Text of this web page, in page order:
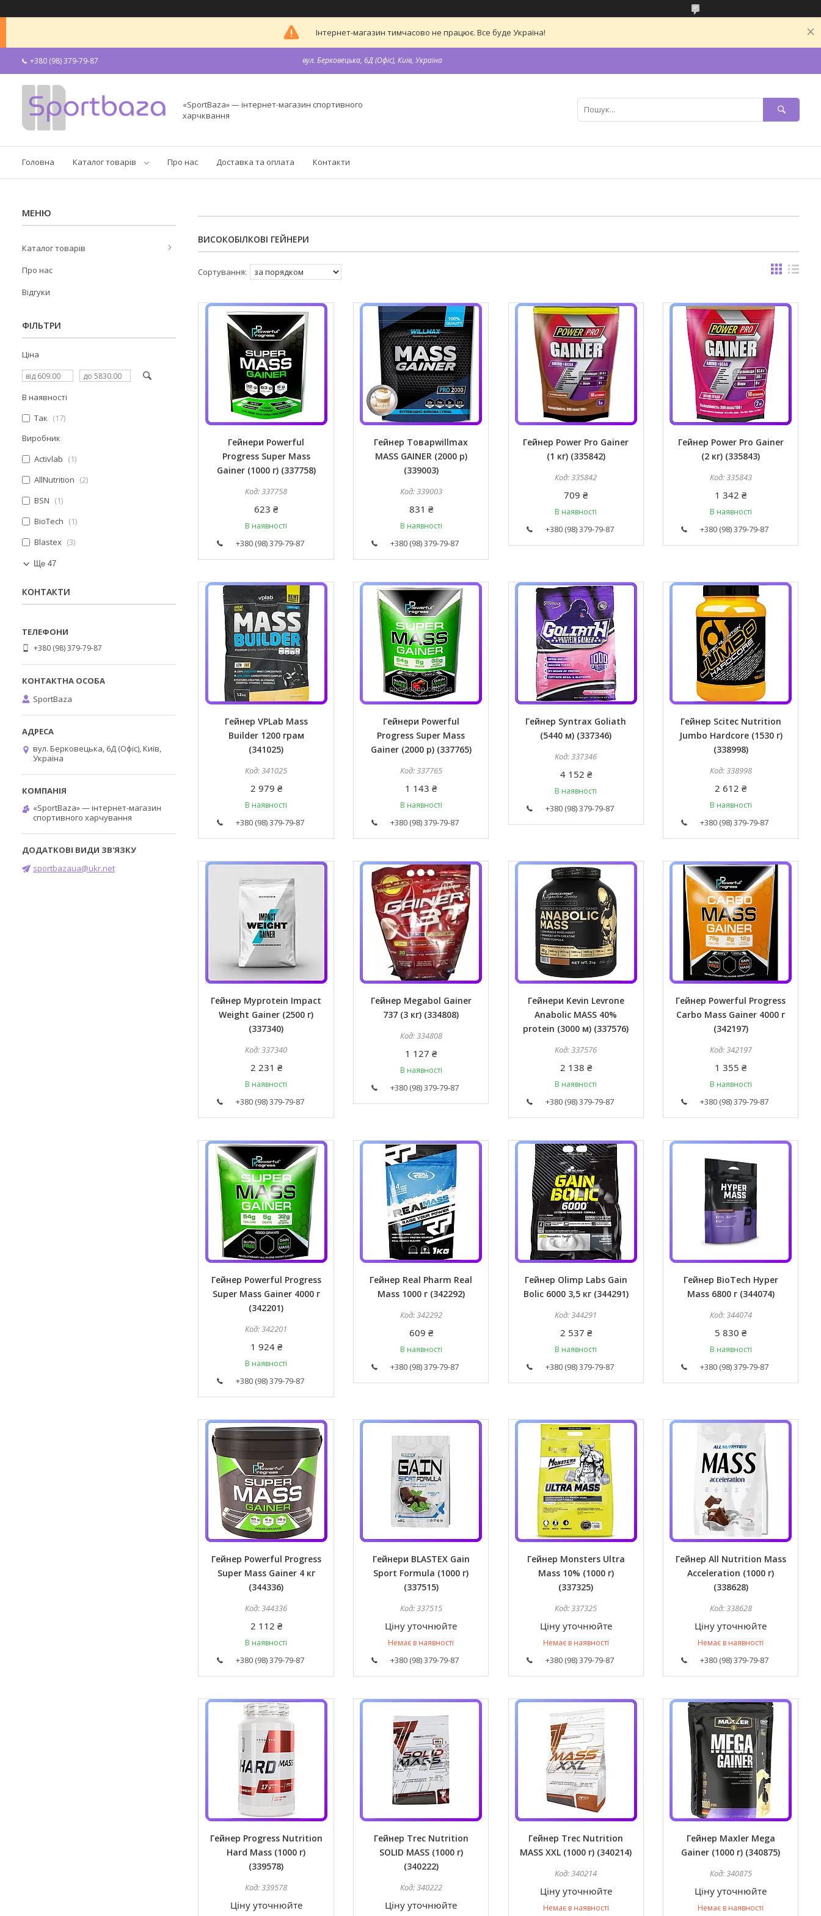
Інтернет-магазин тимчасово не працює. Все буде Україна!
+380 (98) 379-79-87 вул. Берковецька, 6Д (Офіс), Київ, Україна
«SportBaza» — інтернет-магазин спортивного
харчквання
Головна Каталог товарів Про нас Доставка та оплата Контакти
ВИСОКОБІЛКОВІ ГЕЙНЕРИ
Гейнери Powerful
Progress Super Mass
Gainer (1000 г) (337758)
337758
623 ₴
В наявності
+380 (98) 379-79-87
Гейнер Товарwillmax
MASS GAINER (2000 р)
(339003)
339003
831 ₴
В наявності
+380 (98) 379-79-87
Гейнер Power Pro Gainer
(1 кг) (335842)
335842
709 ₴
В наявності
+380 (98) 379-79-87
Гейнер Power Pro Gainer
(2 кг) (335843)
335843
1 342 ₴
В наявності
+380 (98) 379-79-87
Гейнер VPLab Mass
Builder 1200 грам
(341025)
341025
2 979 ₴
В наявності
+380 (98) 379-79-87
Гейнери Powerful
Progress Super Mass
Gainer (2000 р) (337765)
337765
1 143 ₴
В наявності
+380 (98) 379-79-87
Гейнер Syntrax Goliath
(5440 м) (337346)
337346
4 152 ₴
В наявності
+380 (98) 379-79-87
Гейнер Scitec Nutrition
Jumbo Hardcore (1530 г)
(338998)
338998
2 612 ₴
В наявності
+380 (98) 379-79-87
Гейнер Myprotein Impact
Weight Gainer (2500 г)
(337340)
337340
2 231 ₴
В наявності
+380 (98) 379-79-87
Гейнер Megabol Gainer
737 (3 кг) (334808)
334808
1 127 ₴
В наявності
+380 (98) 379-79-87
Гейнери Kevin Levrone
Anabolic MASS 40%
protein (3000 м) (337576)
337576
2 138 ₴
В наявності
+380 (98) 379-79-87
Гейнер Powerful Progress
Carbo Mass Gainer 4000 г
(342197)
342197
1 355 ₴
В наявності
+380 (98) 379-79-87
Гейнер Powerful Progress
Super Mass Gainer 4000 г
(342201)
342201
1 924 ₴
В наявності
+380 (98) 379-79-87
Гейнер Real Pharm Real
Mass 1000 г (342292)
342292
609 ₴
В наявності
+380 (98) 379-79-87
Гейнер Olimp Labs Gain
Bolic 6000 3,5 кг (344291)
344291
2 537 ₴
В наявності
+380 (98) 379-79-87
Гейнер BioTech Hyper
Mass 6800 г (344074)
344074
5 830 ₴
В наявності
+380 (98) 379-79-87
Гейнер Powerful Progress
Super Mass Gainer 4 кг
(344336)
344336
2 112 ₴
В наявності
+380 (98) 379-79-87
Гейнери BLASTEX Gain
Sport Formula (1000 г)
(337515)
337515
Ціну уточнюйте
Немає в наявності
+380 (98) 379-79-87
Гейнер Monsters Ultra
Mass 10% (1000 г)
(337325)
337325
Ціну уточнюйте
Немає в наявності
+380 (98) 379-79-87
Гейнер All Nutrition Mass
Acceleration (1000 г)
(338628)
338628
Ціну уточнюйте
Немає в наявності
+380 (98) 379-79-87
Гейнер Progress Nutrition
Hard Mass (1000 г)
(339578)
339578
Ціну уточнюйте
Гейнер Trec Nutrition
SOLID MASS (1000 г)
(340222)
340222
Ціну уточнюйте
Гейнер Trec Nutrition
MASS XXL (1000 г) (340214)
340214
Ціну уточнюйте
Немає в наявності
Гейнер Maxler Mega
Gainer (1000 г) (340875)
340875
Ціну уточнюйте
Немає в наявності
Каталог товарів
Про нас
Відгуки
ФІЛЬТРИ
Ціна
В наявності
Так
17
Виробник
Activlab
1
AllNutrition
2
BSN
1
BioTech
1
Blastex
3
Ще 47
КОНТАКТИ
+380 (98) 379-79-87
SportBaza
вул. Берковецька, 6Д (Офіс), Київ,
Україна
«SportBaza» — інтернет-магазин
спортивного харчування
sportbazaua@ukr.net